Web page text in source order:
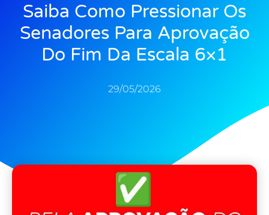
Saiba Como Pressionar Os
Senadores Para Aprovação
Do Fim Da Escala 6×1
29/05/2026